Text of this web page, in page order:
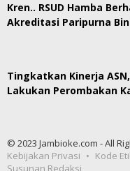
Kren.. RSUD Hamba
Akreditasi Paripurna
Tingkatkan Kinerja
Lakukan Perombakan
© 2023 Jambioke.com - All
Kebijakan Privasi
Kode